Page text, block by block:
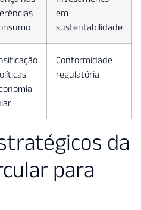
em
sustentabilidade
Conformidade
regulatória
da
para